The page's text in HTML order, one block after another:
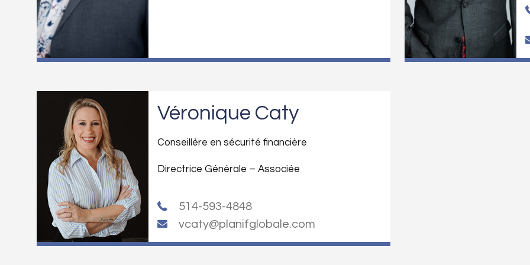
Véronique Caty
Conseillère en sécurité financière
Directrice Générale – Associée
514-593-4848
vcaty@planifglobale.com